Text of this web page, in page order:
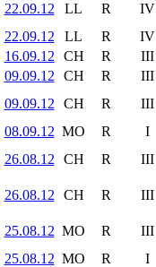
22.09.12
LL R IV
22.09.12
LL R IV
16.09.12
CH R III
09.09.12
CH R III
09.09.12
CH R III
08.09.12 MO R I
26.08.12
CH R III
26.08.12 CH R III
25.08.12 MO R III
25.08.12 MO R I